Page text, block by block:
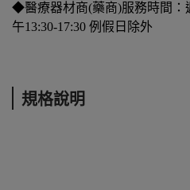
◆醫療器材商(藥商)服務時間：
午13:30-17:30 例假日除外
規格說明